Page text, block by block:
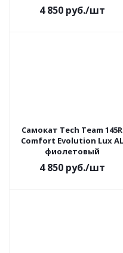
4 850руб./шт
Самокат Tech Team 145R
Comfort Evolution Lux AL
фиолетовый
4 850руб./шт